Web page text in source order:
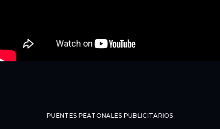
PUENTES PEATONALES PUBLICITARIOS